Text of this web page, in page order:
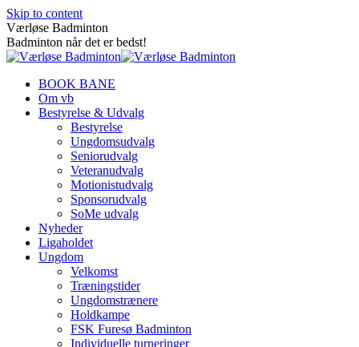
Skip to content
Værløse Badminton
Badminton når det er bedst!
BOOK BANE
Om vb
Bestyrelse & Udvalg
Bestyrelse
Ungdomsudvalg
Seniorudvalg
Veteranudvalg
Motionistudvalg
Sponsorudvalg
SoMe udvalg
Nyheder
Ligaholdet
Ungdom
Velkomst
Træningstider
Ungdomstrænere
Holdkampe
FSK Furesø Badminton
Individuelle turneringer